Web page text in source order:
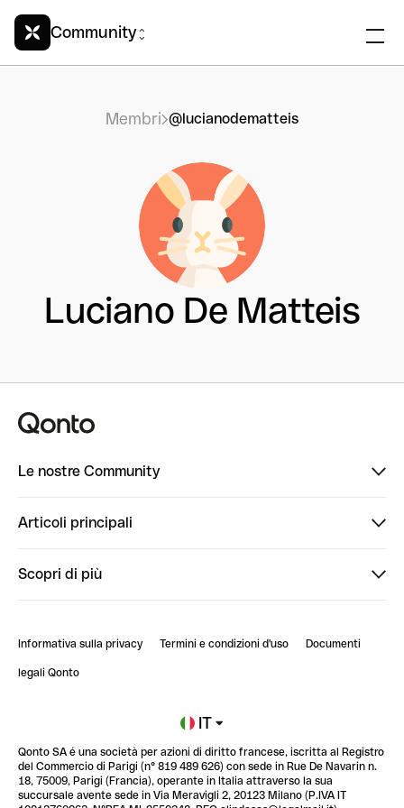
Community
Membri @lucianodematteis
Luciano De Matteis
Le nostre Community
PowerUp
Articoli principali
StrongHer Mentorship | Notion: come organizzare...
Scopri di più
Blog
Glossario finanziario
Informativa sulla privacy Termini e condizioni d'uso Documenti
legali Qonto
IT
Qonto SA é una società per azioni di diritto francese, iscritta al Registro
del Commercio di Parigi (n° 819 489 626) con sede in Rue De Navarin n.
18, 75009, Parigi (Francia), operante in Italia attraverso la sua
succursale avente sede in Via Meravigli 2, 20123 Milano (P.IVA IT